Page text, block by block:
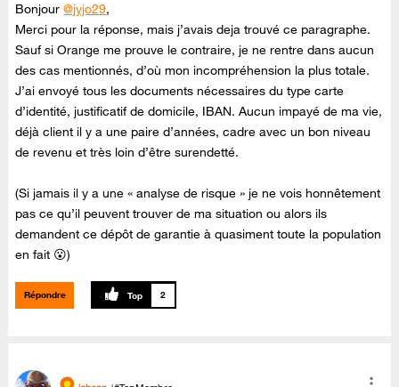
Bonjour@jyjo29,
Merci pour la réponse, mais j’avais deja trouvé ce paragraphe.
Sauf si Orange me prouve le contraire, je ne rentre dans aucun
des cas mentionnés, d’où mon incompréhension la plus totale.
J’ai envoyé tous les documents nécessaires du type carte
d’identité, justificatif de domicile, IBAN. Aucun impayé de ma vie,
déjà client il y a une paire d’années, cadre avec un bon niveau
de revenu et très loin d’être surendetté.
(Si jamais il y a une « analyse de risque » je ne vois honnêtement
pas ce qu’il peuvent trouver de ma situation ou alors ils
demandent ce dépôt de garantie à quasiment toute la population
en fait 😮)
Répondre 2